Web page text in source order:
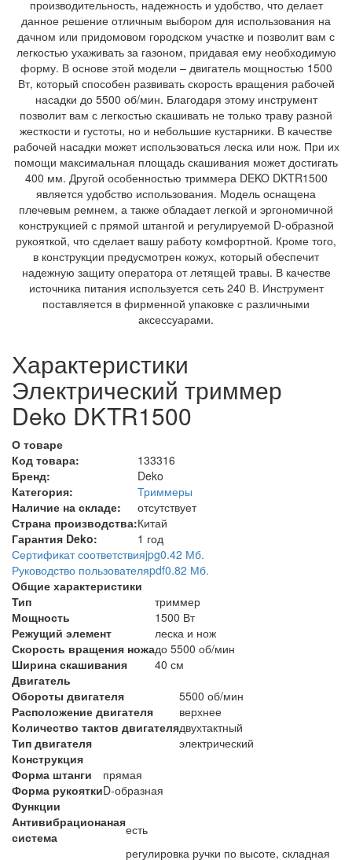
производительность, надежность и удобство, что делает
данное решение отличным выбором для использования на
дачном или придомовом городском участке и позволит вам с
легкостью ухаживать за газоном, придавая ему необходимую
форму. В основе этой модели – двигатель мощностью 1500
Вт, который способен развивать скорость вращения рабочей
насадки до 5500 об/мин. Благодаря этому инструмент
позволит вам с легкостью скашивать не только траву разной
жесткости и густоты, но и небольшие кустарники. В качестве
рабочей насадки может использоваться леска или нож. При их
помощи максимальная площадь скашивания может достигать
400 мм. Другой особенностью триммера DEKO DKTR1500
является удобство использования. Модель оснащена
плечевым ремнем, а также обладает легкой и эргономичной
конструкцией с прямой штангой и регулируемой D-образной
рукояткой, что сделает вашу работу комфортной. Кроме того,
в конструкции предусмотрен кожух, который обеспечит
надежную защиту оператора от летящей травы. В качестве
источника питания используется сеть 240 В. Инструмент
поставляется в фирменной упаковке с различными
аксессуарами.
Характеристики
Электрический триммер
Deko DKTR1500
О товаре
Код товара:
133316
Бренд:
Deko
Категория:
Триммеры
Наличие на складе:
отсутствует
Страна производства:Китай
Гарантия Deko:
1 год
Сертификат соответствияjpg0.42 Мб.
Руководство пользователяpdf0.82 Мб.
Общие характеристики
Тип
триммер
Мощность
1500 Вт
Режущий элемент
леска и нож
Скорость вращения ножадо 5500 об/мин
Ширина скашивания
40 см
Двигатель
Обороты двигателя
5500 об/мин
Расположение двигателя
верхнее
Количество тактов двигателядвухтактный
Тип двигателя
электрический
Конструкция
Форма штанги
прямая
Форма рукояткиD-образная
Функции
Антивибрационаная
система
есть
регулировка ручки по высоте, складная